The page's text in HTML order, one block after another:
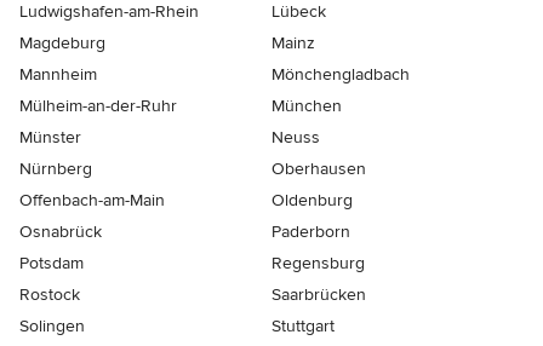
Ludwigshafen-am-Rhein
Lübeck
Magdeburg
Mainz
Mannheim
Mönchen­gladbach
Mülheim-an-der-Ruhr
München
Münster
Neuss
Nürnberg
Oberhausen
Offenbach-am-Main
Oldenburg
Osnabrück
Paderborn
Potsdam
Regensburg
Rostock
Saarbrücken
Solingen
Stuttgart